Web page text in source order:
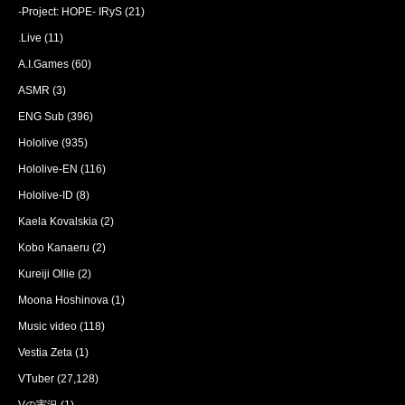
-Project: HOPE- IRyS (21)
.Live (11)
A.I.Games (60)
ASMR (3)
ENG Sub (396)
Hololive (935)
Hololive-EN (116)
Hololive-ID (8)
Kaela Kovalskia (2)
Kobo Kanaeru (2)
Kureiji Ollie (2)
Moona Hoshinova (1)
Music video (118)
Vestia Zeta (1)
VTuber (27,128)